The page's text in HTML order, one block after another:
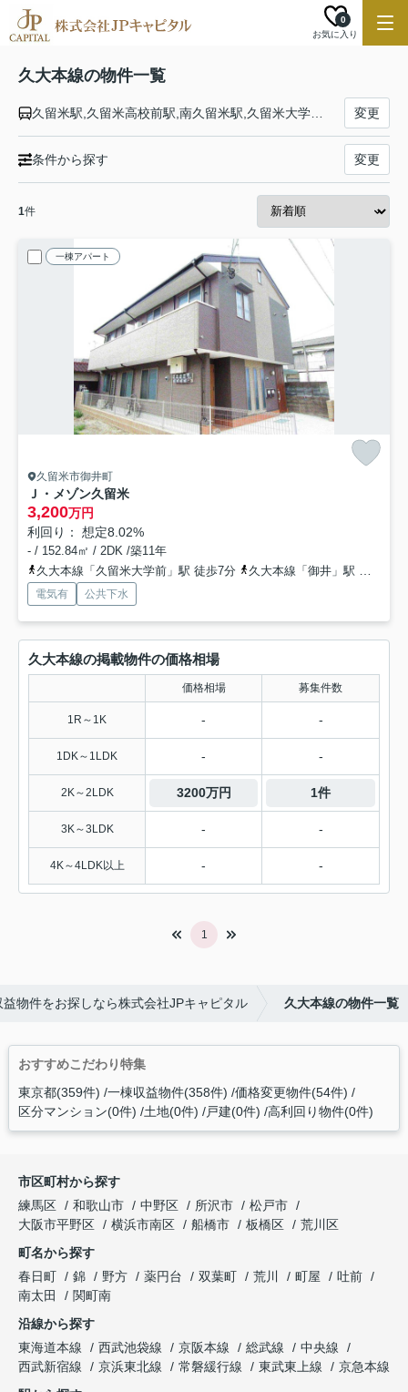
お気に入り
0
久大本線の物件一覧
変更
条件から探す 変更
1件
一棟アパート
久留米市御井町
Ｊ・メゾン久留米
3,200万円
利回り： 想定8.02%
- / 152.84㎡ / 2DK /築11年
久大本線「久留米大学前」駅 徒歩7分
久大本線「御井」駅 徒歩23分
電気有 公共下水
久大本線の掲載物件の価格相場
価格相場 募集件数
1R～1K - -
1DK～1LDK - -
2K～2LDK 3200万円 1件
3K～3LDK - -
4K～4LDK以上 - -
1
物件をお探しなら株式会社JPキャピタル 久大本線の物件一覧
おすすめこだわり特集
東京都(359件) 一棟収益物件(358件) 価格変更物件(54件)
区分マンション(0件) 土地(0件) 戸建(0件) 高利回り物件(0件)
市区町村から探す
練馬区
和歌山市 中野区 所沢市
松戸市
大阪市平野区
横浜市南区 船橋市 板橋区
荒川区
町名から探す
春日町
錦 野方 薬円台 双葉町 荒川 町屋
吐前
南太田
関町南
沿線から探す
東海道本線
西武池袋線 京阪本線 総武線
中央線
西武新宿線
京浜東北線 常磐緩行線 東武東上線
京急本線